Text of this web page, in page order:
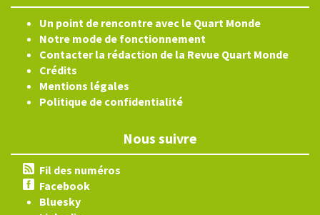
Un point de rencontre avec le Quart Monde
Notre mode de fonctionnement
Contacter la rédaction de la Revue Quart Monde
Crédits
Mentions légales
Politique de confidentialité
Nous suivre
Fil des numéros
Facebook
Bluesky